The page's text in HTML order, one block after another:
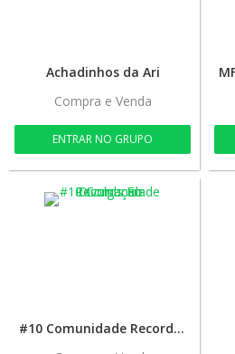
Achadinhos da Ari
Compra e Venda
ENTRAR NO GRUPO
#10 Comunidade Records Em Divulgação